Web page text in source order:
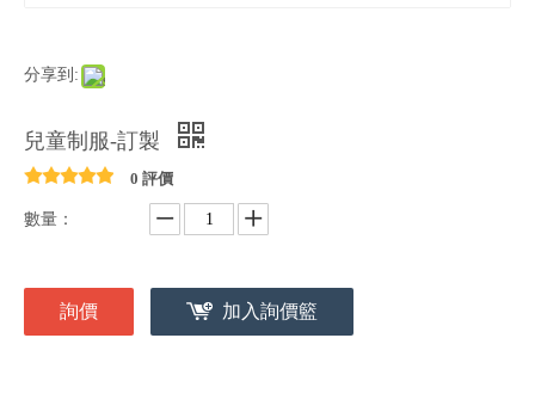
分享到:
兒童制服-訂製
0 評價
數量：
詢價 加入詢價籃